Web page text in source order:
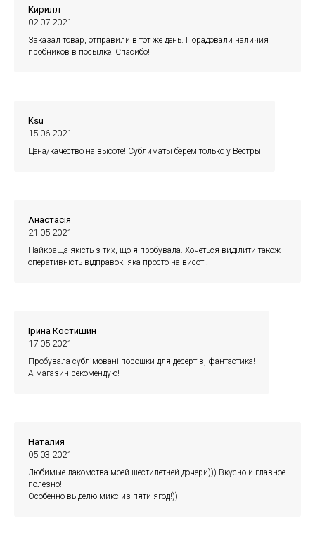
Кирилл
02.07.2021
Заказал товар, отправили в тот же день. Порадовали наличия
пробников в посылке. Спасибо!
Ksu
15.06.2021
Цена/качество на высоте! Сублиматы берем только у Вестры
Анастасія
21.05.2021
Найкраща якість з тих, що я пробувала. Хочеться виділити також
оперативність відправок, яка просто на висоті.
Ірина Костишин
17.05.2021
Пробувала сублімовані порошки для десертів, фантастика!
А магазин рекомендую!
Наталия
05.03.2021
Любимые лакомства моей шестилетней дочери))) Вкусно и главное
полезно!
Особенно выделю микс из пяти ягод!))